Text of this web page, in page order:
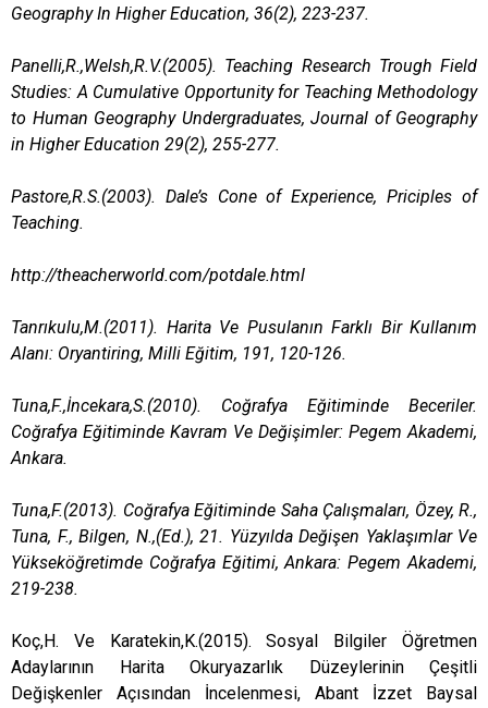
Geography In Higher Education, 36(2), 223-237.
Panelli,R.,Welsh,R.V.(2005). Teaching Research Trough Field
Studies: A Cumulative Opportunity for Teaching Methodology
to Human Geography Undergraduates, Journal of Geography
in Higher Education 29(2), 255-277.
Pastore,R.S.(2003). Dale’s Cone of Experience, Priciples of
Teaching.
http://theacherworld.com/potdale.html
Tanrıkulu,M.(2011). Harita Ve Pusulanın Farklı Bir Kullanım
Alanı: Oryantiring, Milli Eğitim, 191, 120-126.
Tuna,F.,İncekara,S.(2010). Coğrafya Eğitiminde Beceriler.
Coğrafya Eğitiminde Kavram Ve Değişimler: Pegem Akademi,
Ankara.
Tuna,F.(2013). Coğrafya Eğitiminde Saha Çalışmaları, Özey, R.,
Tuna, F., Bilgen, N.,(Ed.), 21. Yüzyılda Değişen Yaklaşımlar Ve
Yükseköğretimde Coğrafya Eğitimi, Ankara: Pegem Akademi,
219-238.
Koç,H. Ve Karatekin,K.(2015). Sosyal Bilgiler Öğretmen
Adaylarının Harita Okuryazarlık Düzeylerinin Çeşitli
Değişkenler Açısından İncelenmesi, Abant İzzet Baysal